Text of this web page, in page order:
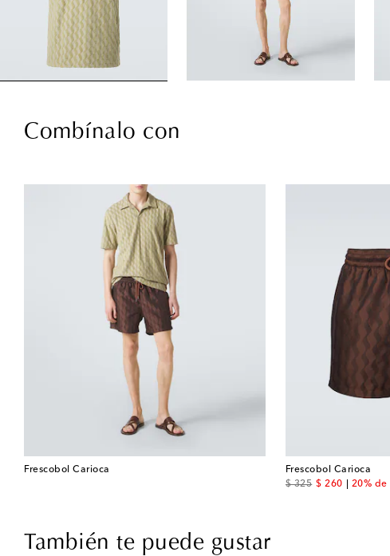
Combínalo con
Frescobol Carioca
Frescobol Carioca
$ 325
original price
$ 260
discount price
20% de
También te puede gustar